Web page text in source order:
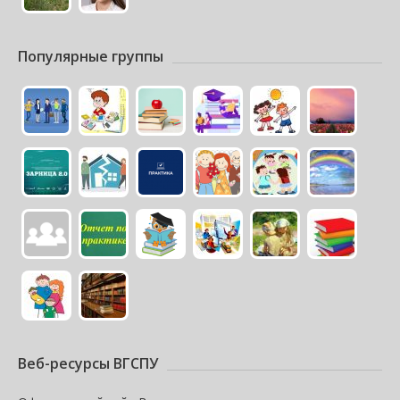
Популярные группы
Веб-ресурсы ВГСПУ